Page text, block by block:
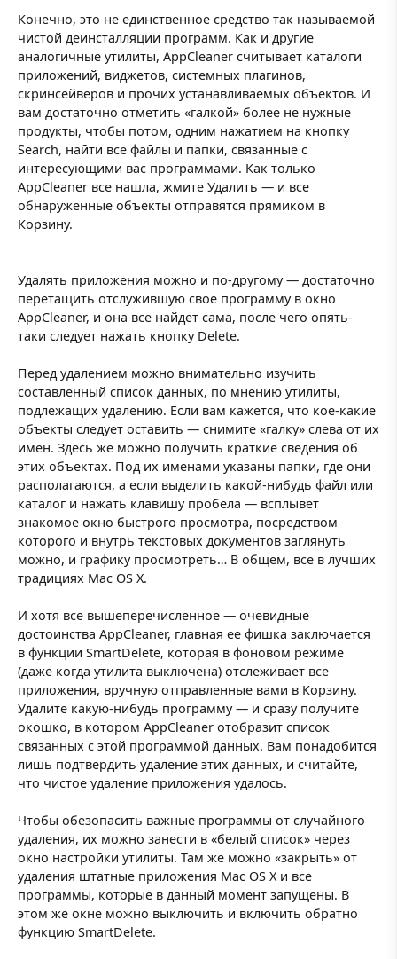
Конечно, это не единственное средство так называемой
чистой деинсталляции программ. Как и другие
аналогичные утилиты, AppCleaner считывает каталоги
приложений, виджетов, системных плагинов,
скринсейверов и прочих устанавливаемых объектов. И
вам достаточно отметить «галкой» более не нужные
продукты, чтобы потом, одним нажатием на кнопку
Search, найти все файлы и папки, связанные с
интересующими вас программами. Как только
AppCleaner все нашла, жмите Удалить — и все
обнаруженные объекты отправятся прямиком в
Корзину.
Удалять приложения можно и по-другому — достаточно
перетащить отслужившую свое программу в окно
AppCleaner, и она все найдет сама, после чего опять-
таки следует нажать кнопку Delete.
Перед удалением можно внимательно изучить
составленный список данных, по мнению утилиты,
подлежащих удалению. Если вам кажется, что кое-какие
объекты следует оставить — снимите «галку» слева от их
имен. Здесь же можно получить краткие сведения об
этих объектах. Под их именами указаны папки, где они
располагаются, а если выделить какой-нибудь файл или
каталог и нажать клавишу пробела — всплывет
знакомое окно быстрого просмотра, посредством
которого и внутрь текстовых документов заглянуть
можно, и графику просмотреть… В общем, все в лучших
традициях Mac OS X.
И хотя все вышеперечисленное — очевидные
достоинства AppCleaner, главная ее фишка заключается
в функции SmartDelete, которая в фоновом режиме
(даже когда утилита выключена) отслеживает все
приложения, вручную отправленные вами в Корзину.
Удалите какую-нибудь программу — и сразу получите
окошко, в котором AppCleaner отобразит список
связанных с этой программой данных. Вам понадобится
лишь подтвердить удаление этих данных, и считайте,
что чистое удаление приложения удалось.
Чтобы обезопасить важные программы от случайного
удаления, их можно занести в «белый список» через
окно настройки утилиты. Там же можно «закрыть» от
удаления штатные приложения Mac OS X и все
программы, которые в данный момент запущены. В
этом же окне можно выключить и включить обратно
функцию SmartDelete.